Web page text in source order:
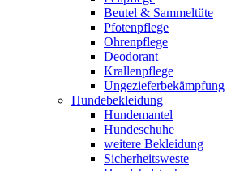
Beutel & Sammeltüte
Pfotenpflege
Ohrenpflege
Deodorant
Krallenpflege
Ungezieferbekämpfung
Hundebekleidung
Hundemantel
Hundeschuhe
weitere Bekleidung
Sicherheitsweste